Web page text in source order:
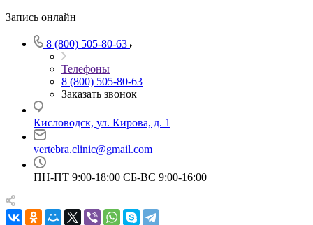
Запись онлайн
8 (800) 505-80-63
Телефоны
8 (800) 505-80-63
Заказать звонок
Кисловодск, ул. Кирова, д. 1
vertebra.clinic@gmail.com
ПН-ПТ 9:00-18:00 СБ-ВС 9:00-16:00